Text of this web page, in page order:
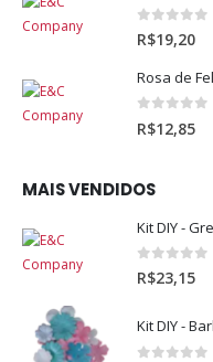
0 out of
R$19,20
Rosa de
out of
R$12,85
MAIS VENDIDOS
Kit DIY -
0 out of
R$23,15
Kit DIY -